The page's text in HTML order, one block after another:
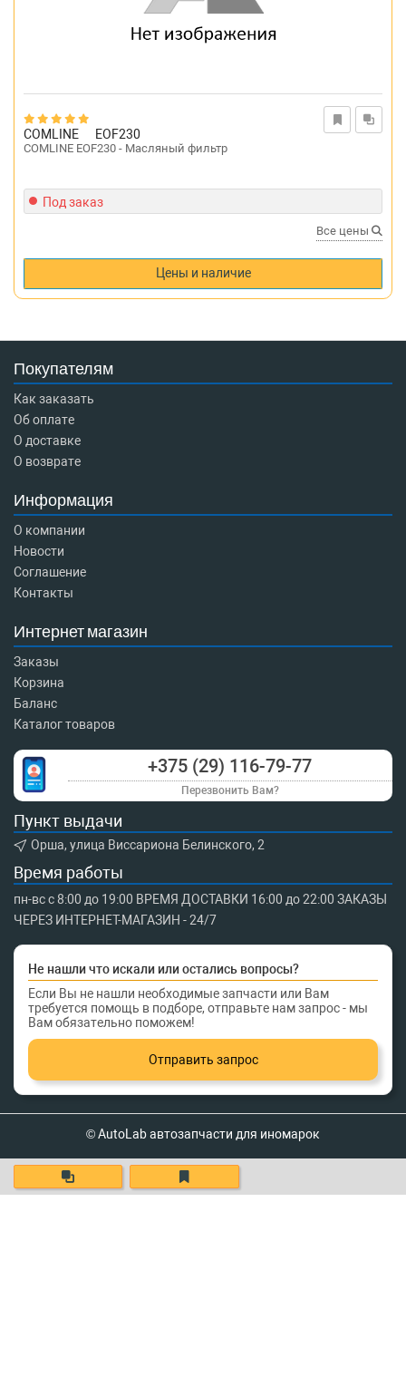
COMLINE EOF230
COMLINE EOF230 - Масляный фильтр
Под заказ
Все цены
Цены и наличие
Покупателям
Как заказать
Об оплате
О доставке
О возврате
Информация
О компании
Новости
Соглашение
Контакты
Интернет магазин
Заказы
Корзина
Баланс
Каталог товаров
+375 (29) 116-79-77
Перезвонить Вам?
Пункт выдачи
Орша, улица Виссариона Белинского, 2
Время работы
пн-вс с 8:00 до 19:00 ВРЕМЯ ДОСТАВКИ 16:00 до 22:00 ЗАКАЗЫ
ЧЕРЕЗ ИНТЕРНЕТ-МАГАЗИН - 24/7
Не нашли что искали или остались вопросы?
Если Вы не нашли необходимые запчасти или Вам
требуется помощь в подборе, отправьте нам запрос - мы
Вам обязательно поможем!
Отправить запрос
© AutoLab автозапчасти для иномарок